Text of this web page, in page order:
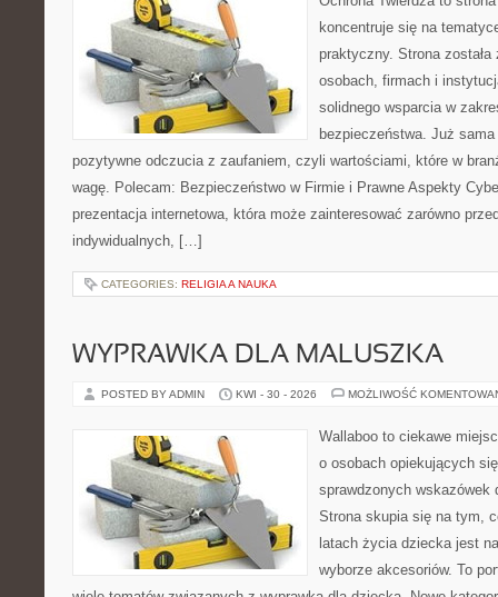
koncentruje się na
praktyczny. Strona
osobach, firmach i
solidnego wsparcia w
bezpieczeństwa. Już
pozytywne odczucia z zaufaniem, czyli wartościami, które w
wagę. Polecam: Bezpieczeństwo w Firmie i Prawne Aspekty
prezentacja internetowa, która może zainteresować zarówno
indywidualnych, […]
CATEGORIES: RELIGIA A NAUKA
WYPRAWKA DLA MALUSZKA
POSTED BY ADMIN KWI - 30 - 2026 MOŻLIWOŚĆ
Wallaboo to ciekawe
o osobach opiekujących
sprawdzonych wskazówek
Strona skupia się na tym,
latach życia dziecka jest
wyborze akcesoriów. To